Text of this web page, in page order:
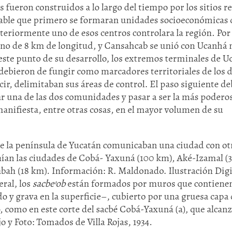
fueron construidos a lo largo del tiempo por los sitios
que primero se formaran unidades
uno de esos centros controlara la región.
de 8 km de longitud, y Cansahcab se unió con Ucanhá
punto de su desarrollo, los extremos terminales de
debieron de fungir como marcadores territoriales de los
delimitaban sus áreas de control. El paso siguiente
de las dos comunidades y pasar a ser la más
entre otras cosas, en el mayor volumen de su
la península de Yucatán comunicaban una ciudad con
las ciudades de Cobá- Yaxuná (100 km), Aké-Izamal
(18 km). Información: R. Maldonado. Ilustración
los sacbe’obestán formados por muros que
y grava en la superficie–, cubierto por una gruesa capa
en este corte del sacbé Cobá-Yaxuná (a), que
Foto: Tomados de Villa Rojas, 1934.